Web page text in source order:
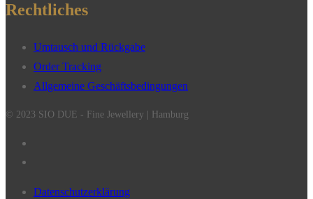
Rechtliches
Umtausch und Rückgabe
Order Tracking
Allgemeine Geschäftsbedingungen
© 2023 SIO DUE - Fine Jewellery | Hamburg
Datenschutzerklärung